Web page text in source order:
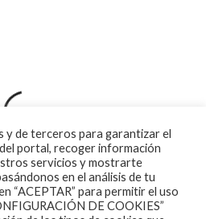
y de terceros para garantizar el
portal, recoger información
servicios y mostrarte
en el análisis de tu
“ACEPTAR” para permitir el uso
DE COOKIES”